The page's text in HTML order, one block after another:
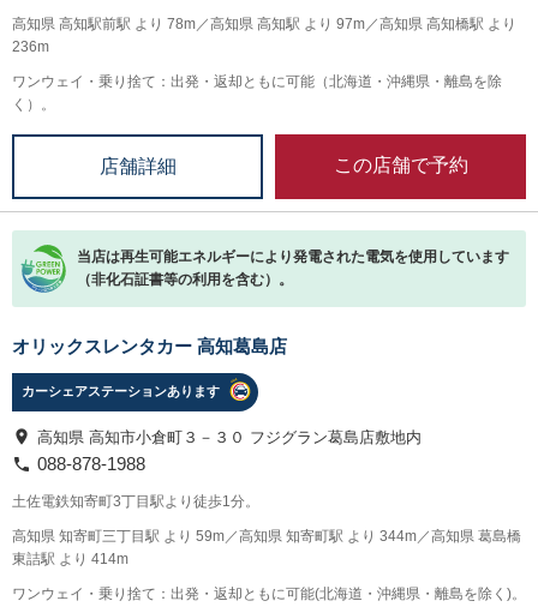
高知県 高知駅前駅 より 78m／高知県 高知駅 より 97m／高知県 高知橋駅 より
236m
ワンウェイ・乗り捨て：出発・返却ともに可能（北海道・沖縄県・離島を除
く）。
店舗詳細 この店舗で予約
当店は再生可能エネルギーにより発電された電気を使用しています
（非化石証書等の利用を含む）。
オリックスレンタカー 高知葛島店
カーシェアステーションあります
高知県 高知市小倉町３－３０ フジグラン葛島店敷地内
088-878-1988
土佐電鉄知寄町3丁目駅より徒歩1分。
高知県 知寄町三丁目駅 より 59m／高知県 知寄町駅 より 344m／高知県 葛島橋
東詰駅 より 414m
ワンウェイ・乗り捨て：出発・返却ともに可能(北海道・沖縄県・離島を除く)。